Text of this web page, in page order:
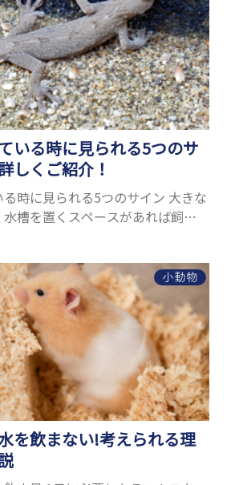
いる時に見られる5つのサ
しくご紹介！
時に見られる5つのサイン 大きな
槽を置くスペースがあれば飼う
小動物
を飲まない!考えられる理